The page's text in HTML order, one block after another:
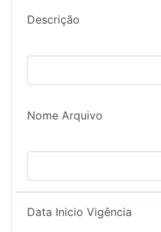
Descrição
Nome Arquivo
Data Inicio Vigência